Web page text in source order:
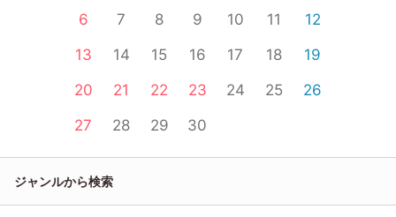
6
7 8 9 10 11
12
13
14 15 16 17 18
19
20
21 22 23 24 25
26
27
28 29 30
ジャンルから検索